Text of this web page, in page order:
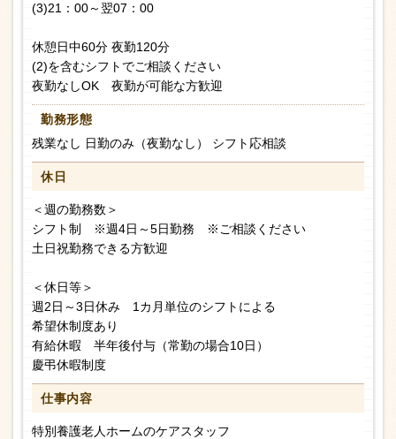
(3)21：00～翌07：00
休憩日中60分 夜勤120分
(2)を含むシフトでご相談ください
夜勤なしOK 夜勤が可能な方歓迎
勤務形態
残業なし 日勤のみ（夜勤なし） シフト応相談
休日
＜週の勤務数＞
シフト制 ※週4日～5日勤務 ※ご相談ください
土日祝勤務できる方歓迎
＜休日等＞
週2日～3日休み 1カ月単位のシフトによる
希望休制度あり
有給休暇 半年後付与（常勤の場合10日）
慶弔休暇制度
仕事内容
特別養護老人ホームのケアスタッフ